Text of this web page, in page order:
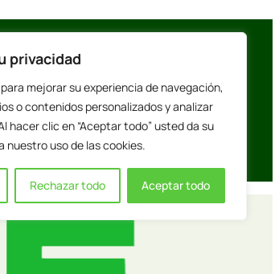
privacidad
mejorar su experiencia de navegación,
o contenidos personalizados y analizar
hacer clic en “Aceptar todo” usted da su
nuestro uso de las cookies.
Rechazar todo Aceptar todo